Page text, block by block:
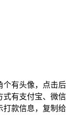
个有头像，点击后
式有支付宝、微信
打款信息，复制给